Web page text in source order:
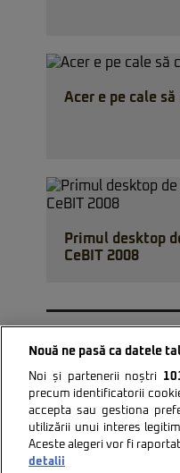
Acer e pe cale să
Primul desktop
CeBIT 2008
Nouă ne pasă ca datele
Noi și partenerii noștri
precum identificatorii
accepta sau gestiona
utilizării unui interes
Aceste alegeri vor fi
detalii